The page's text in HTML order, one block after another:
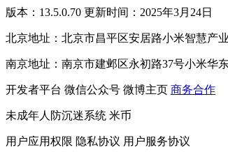
版本：13.5.0.70 更新时间：2025年3月24日
北京地址：北京市昌平区安居路小米智慧产
南京地址：南京市建邺区永初路37号小米华
开发者平台 微信公众号 微博主页 商务合作
未成年人防沉迷系统 米币
用户应用权限 隐私协议 用户服务协议